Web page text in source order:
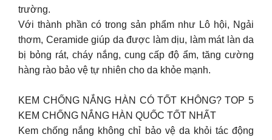
trường.
Với thành phần có trong sản phẩm như Lô hội, Ngải
thơm, Ceramide giúp da được làm dịu, làm mát làn da
bị bỏng rát, cháy nắng, cung cấp độ ẩm, tăng cường
hàng rào bảo vệ tự nhiên cho da khỏe mạnh.
KEM CHỐNG NẮNG HÀN CÓ TỐT KHÔNG? TOP 5
KEM CHỐNG NẮNG HÀN QUỐC TỐT NHẤT
Kem chống nắng không chỉ bảo vệ da khỏi tác động